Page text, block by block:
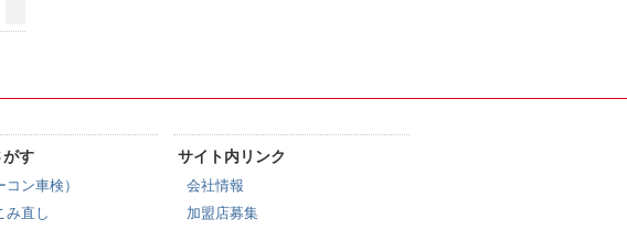
がす
ン車検）
み直し
サイト内リンク
会社情報
加盟店募集